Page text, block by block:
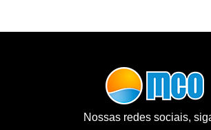
Nossas redes sociais,